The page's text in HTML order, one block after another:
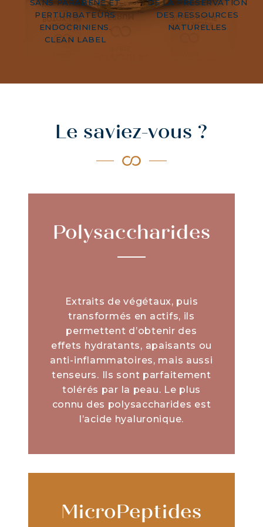
SANS PARABÈNE ET
PERTURBATEURS
ENDOCRINIENS.
CLEAN LABEL
DE LA PRÉSERVATION
DES RESSOURCES
NATURELLES
Le saviez-vous ?
Polysaccharides
Extraits de végétaux, puis
transformés en actifs, ils
permettent d’obtenir des
effets hydratants, apaisants ou
anti-inflammatoires, mais aussi
tenseurs. Ils sont parfaitement
tolérés par la peau. Le plus
connu des polysaccharides est
l’acide hyaluronique.
MicroPeptides